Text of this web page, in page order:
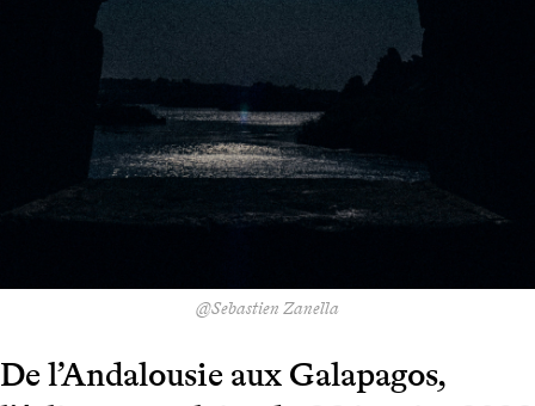
@Sebastien Zanella
De l’Andalousie aux Galapagos,